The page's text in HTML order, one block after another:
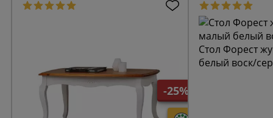
-25%
Стол Форест
белый воск/